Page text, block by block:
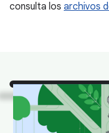
consulta los archivos